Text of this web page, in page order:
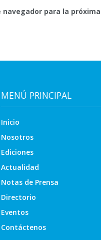
para la
MENÚ PRINCIPAL
Inicio
Nosotros
Ediciones
Actualidad
Notas de Prensa
Directorio
Eventos
Contáctenos